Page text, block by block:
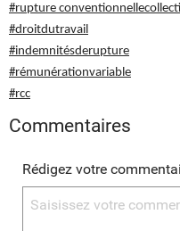
#rupture
#droitdutravail
#indemnitésderupture
#rémunérationvariable
#rcc
Commentaires
Rédigez votre